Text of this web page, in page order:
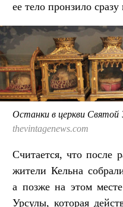
ее тело пронзило
Останки в церкви Святой
thevintagenews.com
Считается, что после
жители Кельна
а позже на этом
Урсулы, которая